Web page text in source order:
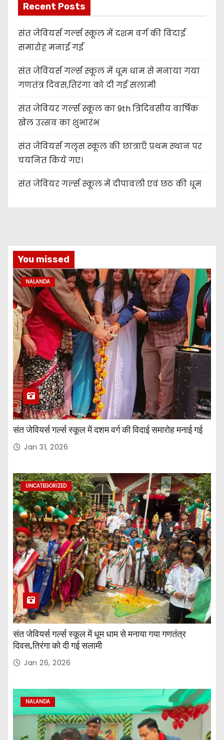
Recent Posts
संत जेवियर्स गर्ल्स स्कूल में दशम वर्ग की विदाई
समारोह मनाई गई
संत जेवियर्स गर्ल्स स्कूल में धूम धाम से मनाया गया
गणतंत्र दिवस,तिरंगा को दी गई सलामी
संत जेवियर गर्ल्स स्कूल का 9th त्रिदिवसीय वार्षिक
खेल उत्सव का शुभारंभ
संत जेवियर्स गल्र्स स्कूल की छात्र‌ाएँ प्रथम स्थान पर
चयनित किये गए।
संत जेवियर गर्ल्स स्कूल में दीपावली एवं छठ की धूम
You missed
NALANDA
संत जेवियर्स गर्ल्स स्कूल में दशम वर्ग की विदाई समारोह मनाई गई
Jan 31, 2026
UNCATEGORIZED
संत जेवियर्स गर्ल्स स्कूल में धूम धाम से मनाया गया गणतंत्र
दिवस,तिरंगा को दी गई सलामी
Jan 26, 2026
NALANDA